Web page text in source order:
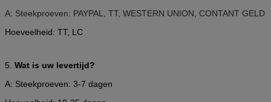
A: Steekproeven: PAYPAL, TT, WESTERN UNION, CONTANT GELD
Hoeveelheid: TT, LC
5. Wat is uw levertijd?
A: Steekproeven: 3-7 dagen